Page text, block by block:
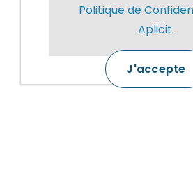
Politique de
Aplicit.
J'accepte